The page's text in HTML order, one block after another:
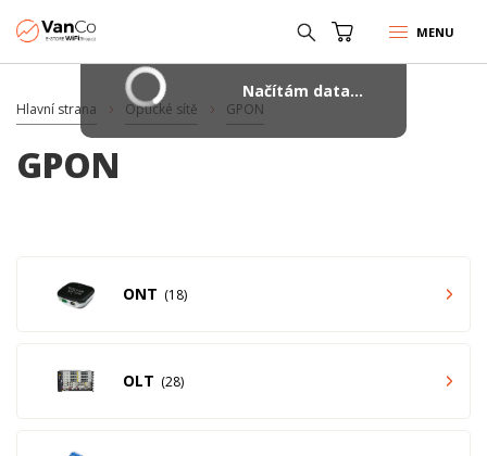
MENU
Hlavní strana Optické sítě GPON
GPON
ONT 18
OLT 28
Načítám data...